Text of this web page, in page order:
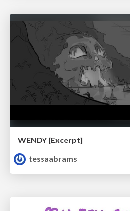
WENDY [Excerpt]
tessaabrams